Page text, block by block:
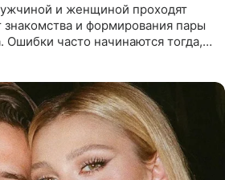
и женщиной проходят
знакомства и формирования пары
Ошибки часто начинаются тогда,